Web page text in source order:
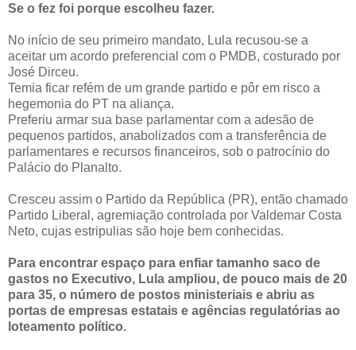
Se o fez foi porque escolheu fazer.
No início de seu primeiro mandato, Lula recusou-se a
aceitar um acordo preferencial com o PMDB, costurado por
José Dirceu.
Temia ficar refém de um grande partido e pôr em risco a
hegemonia do PT na aliança.
Preferiu armar sua base parlamentar com a adesão de
pequenos partidos, anabolizados com a transferência de
parlamentares e recursos financeiros, sob o patrocínio do
Palácio do Planalto.
Cresceu assim o Partido da República (PR), então chamado
Partido Liberal, agremiação controlada por Valdemar Costa
Neto, cujas estripulias são hoje bem conhecidas.
Para encontrar espaço para enfiar tamanho saco de
gastos no Executivo, Lula ampliou, de pouco mais de 20
para 35, o número de postos ministeriais e abriu as
portas de empresas estatais e agências regulatórias ao
loteamento político.